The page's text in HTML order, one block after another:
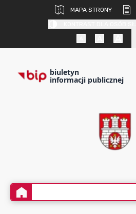
MAPA STRONY
biuletyn
informacji publicznej